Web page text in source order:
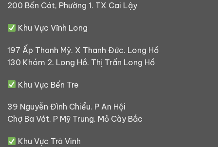
200 Bến Cát, Phường 1. TX Cai Lậy
Khu Vực Vĩnh Long
197 Ấp Thanh Mỹ. X Thanh Đức. Long Hồ
130 Khóm 2. Long Hồ. Thị Trấn Long Hồ
Khu Vực Bến Tre
39 Nguyễn Đình Chiểu. P An Hội
Chợ Ba Vát. P Mỹ Trung. Mỏ Cày Bắc
Khu Vực Trà Vinh